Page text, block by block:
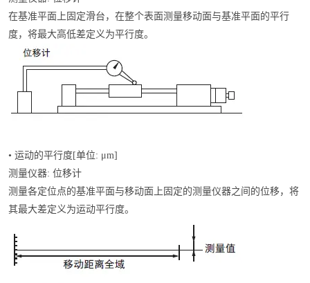
在基准平面上固定滑台，在整个表面测量移动面与基准平面的平行
度，将最大高低差定义为平行度。
• 运动的平行度[单位: μm]
测量仪器: 位移计
测量各定位点的基准平面与移动面上固定的测量仪器之间的位移，将
其最大差定义为运动平行度。